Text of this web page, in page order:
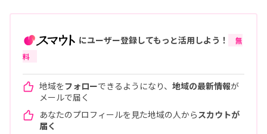
にユーザー登録してもっと活用しよう！
無
料
地域をフォローできるようになり、 地域の最新情報が
メールで届く
あなたのプロフィールを見た地域の人から スカウトが
届く